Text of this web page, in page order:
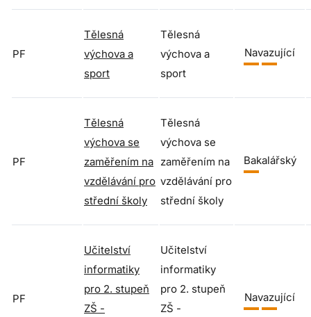
PF
Tělesná
výchova a
sport
Tělesná
výchova a
sport
Navazující
PF
Tělesná
výchova se
zaměřením na
vzdělávání pro
střední školy
Tělesná
výchova se
zaměřením na
vzdělávání pro
střední školy
Bakalářský
PF
Učitelství
informatiky
pro 2. stupeň
ZŠ -
Učitelství
informatiky
pro 2. stupeň
ZŠ -
Navazující